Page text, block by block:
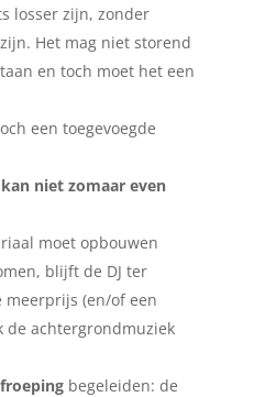
losser zijn, zonder
Het mag niet storend
en toch moet het een
een toegevoegde
niet zomaar even
moet opbouwen
blijft de DJ ter
meerprijs (en/of een
de achtergrondmuziek
begeleiden: de